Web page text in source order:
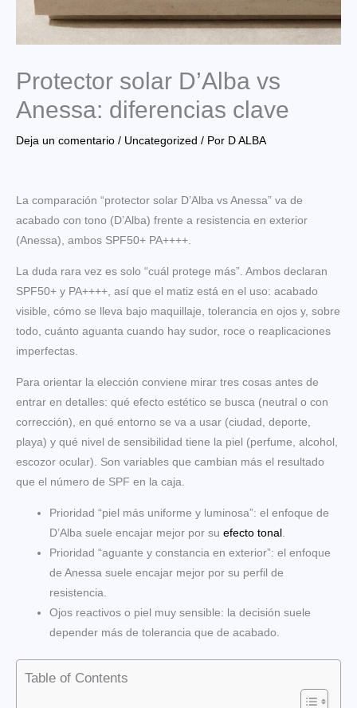
Protector solar D’Alba vs
Anessa: diferencias clave
Deja un comentario / Uncategorized / Por D ALBA
La comparación “protector solar D’Alba vs Anessa” va de
acabado con tono (D’Alba) frente a resistencia en exterior
(Anessa), ambos SPF50+ PA++++.
La duda rara vez es solo “cuál protege más”. Ambos declaran
SPF50+ y PA++++, así que el matiz está en el uso: acabado
visible, cómo se lleva bajo maquillaje, tolerancia en ojos y, sobre
todo, cuánto aguanta cuando hay sudor, roce o reaplicaciones
imperfectas.
Para orientar la elección conviene mirar tres cosas antes de
entrar en detalles: qué efecto estético se busca (neutral o con
corrección), en qué entorno se va a usar (ciudad, deporte,
playa) y qué nivel de sensibilidad tiene la piel (perfume, alcohol,
escozor ocular). Son variables que cambian más el resultado
que el número de SPF en la caja.
Prioridad “piel más uniforme y luminosa”: el enfoque de
D’Alba suele encajar mejor por su efecto tonal
Prioridad “aguante y constancia en exterior”: el enfoque
de Anessa suele encajar mejor por su perfil de
resistencia.
Ojos reactivos o piel muy sensible: la decisión suele
depender más de tolerancia que de acabado.
Table of Contents